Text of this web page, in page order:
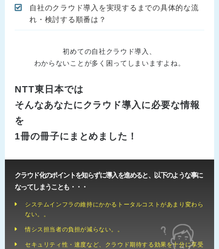
自社のクラウド導入を実現するまでの具体的な流
れ・検討する順番は？
初めての自社クラウド導入、
わからないことが多く困ってしまいますよね。
NTT東日本では
そんなあなたにクラウド導入に必要な情報
を
1冊の冊子にまとめました！
クラウド化のポイントを知らずに導入を進めると、以下のような事に
なってしまうことも・・・
システムインフラの維持にかかるトータルコストがあまり変わら
ない。。
情シス担当者の負担が減らない。。
セキュリティ性・速度など、クラウド期待する効果を十分に享受